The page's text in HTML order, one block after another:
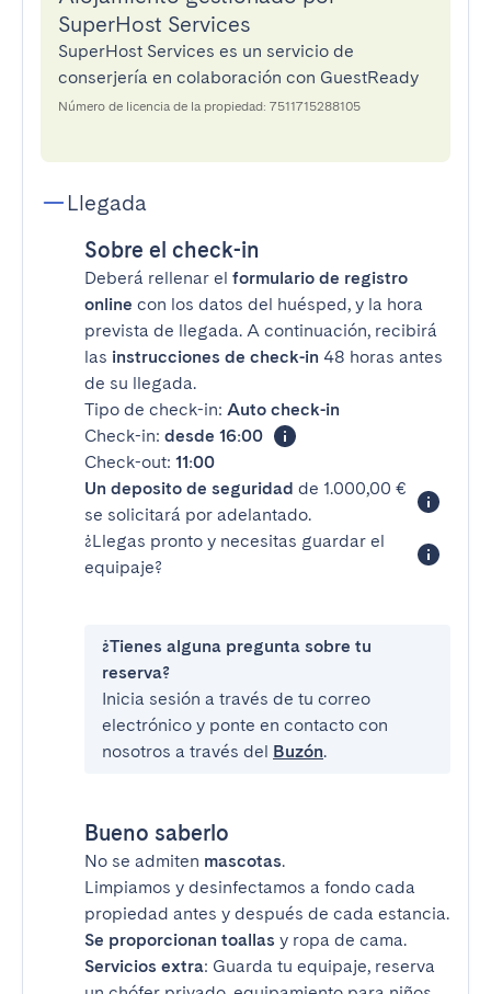
SuperHost Services
SuperHost Services es un servicio de
conserjería en colaboración con GuestReady
Número de licencia de la propiedad: 7511715288105
Llegada
Sobre el check-in
Deberá rellenar el formulario de registro
online con los datos del huésped, y la hora
prevista de llegada. A continuación, recibirá
las instrucciones de check-in 48 horas antes
de su llegada.
Tipo de check-in: Auto check-in
Check-in: desde 16:00
Check-out: 11:00
Un deposito de seguridad de 1.000,00 €
se solicitará por adelantado.
¿Llegas pronto y necesitas guardar el
equipaje?
¿Tienes alguna pregunta sobre tu
reserva?
Inicia sesión a través de tu correo
electrónico y ponte en contacto con
nosotros a través del Buzón.
Bueno saberlo
No se admiten mascotas.
Limpiamos y desinfectamos a fondo cada
propiedad antes y después de cada estancia.
Se proporcionan toallas y ropa de cama.
Servicios extra: Guarda tu equipaje, reserva